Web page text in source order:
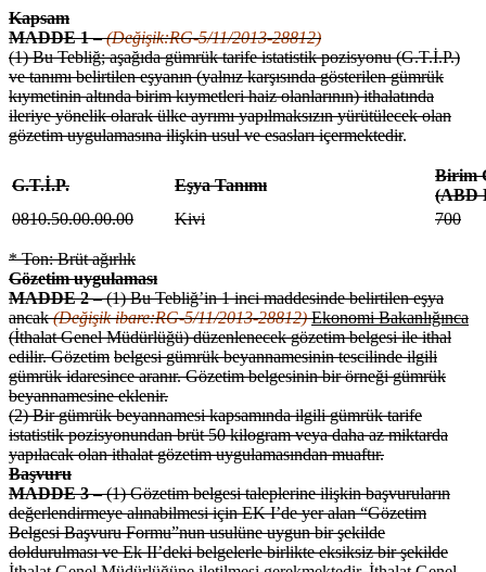
Kapsam
MADDE 1 –(Değişik:RG-5/11/2013-28812)
(1) Bu Tebliğ; aşağıda gümrük tarife istatistik pozisyonu (G.T.İ.P.)
ve tanımı belirtilen eşyanın (yalnız karşısında gösterilen gümrük
kıymetinin altında birim kıymetleri haiz olanlarının) ithalatında
ileriye yönelik olarak ülke ayrımı yapılmaksızın yürütülecek olan
gözetim uygulamasına ilişkin usul ve esasları içermektedir.
G.T.İ.P. Eşya Tanımı
Birim
(ABD
0810.50.00.00.00
Kivi 700
* Ton: Brüt ağırlık
Gözetim uygulaması
MADDE 2 –(1) Bu Tebliğ’in 1 inci maddesinde belirtilen eşya
ancak(Değişik ibare:RG-5/11/2013-28812) Ekonomi Bakanlığınca
(İthalat Genel Müdürlüğü) düzenlenecek gözetim belgesi ile ithal
edilir. Gözetim belgesi gümrük beyannamesinin tescilinde ilgili
gümrük idaresince aranır. Gözetim belgesinin bir örneği gümrük
beyannamesine eklenir.
(2) Bir gümrük beyannamesi kapsamında ilgili gümrük tarife
istatistik pozisyonundan brüt 50 kilogram veya daha az miktarda
yapılacak olan ithalat gözetim uygulamasından muaftır.
Başvuru
MADDE 3 –(1) Gözetim belgesi taleplerine ilişkin başvuruların
değerlendirmeye alınabilmesi için EK I’de yer alan “Gözetim
Belgesi Başvuru Formu”nun usulüne uygun bir şekilde
doldurulması ve Ek II’deki belgelerle birlikte eksiksiz bir şekilde